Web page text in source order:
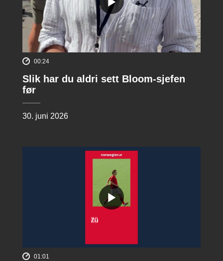
00:24
Slik har du aldri sett Bloom-sjefen
før
30. juni 2026
01:01